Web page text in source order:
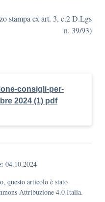
stampa ex art. 3, c.2 D.Lgs
n. 39/93)
consigli-per-
2024 (1) pdf
04.10.2024
questo articolo è stato
Attribuzione 4.0 Italia.